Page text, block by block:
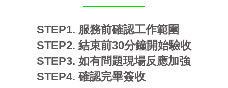
STEP1. 服務前確認工作範圍
STEP2. 結束前30分鐘開始驗收
STEP3. 如有問題現場反應加強
STEP4. 確認完畢簽收